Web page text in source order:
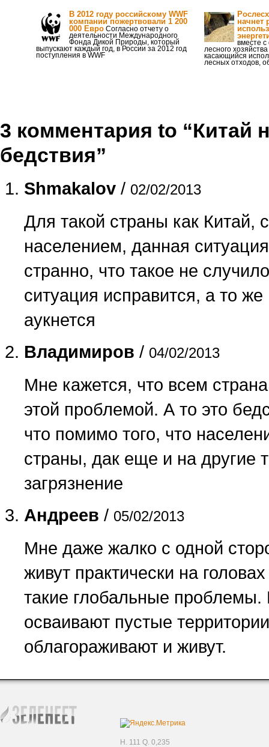
В 2012 году российскому WWF
компании пожертвовали 1 200
000 Евро Согласно отчету о
деятельности Международного
Фонда Дикой Природы, который
выпускают каждый год, в России за 2012 год
поступления в WWF
начнет
вместе
лесного
касающийся
лесных отходов,
3 комментария to “Китай
бедствия”
Shmakalov / 02/02/2013
Для такой страны как
населением, данная
странно, что такое не
ситуация исправится, а то
аукнется
Владимиров / 04/02/2013
Мне кажется, что всем
этой проблемой. А то это
что помимо того, что
страны, дак еще и на другие
загрязнение
Андреев / 05/02/2013
Мне даже жалко с одной
живут практически на
такие глобальные проблемы.
осваивают пустые
облагораживают и живут.
H. 111 Q. 0,235